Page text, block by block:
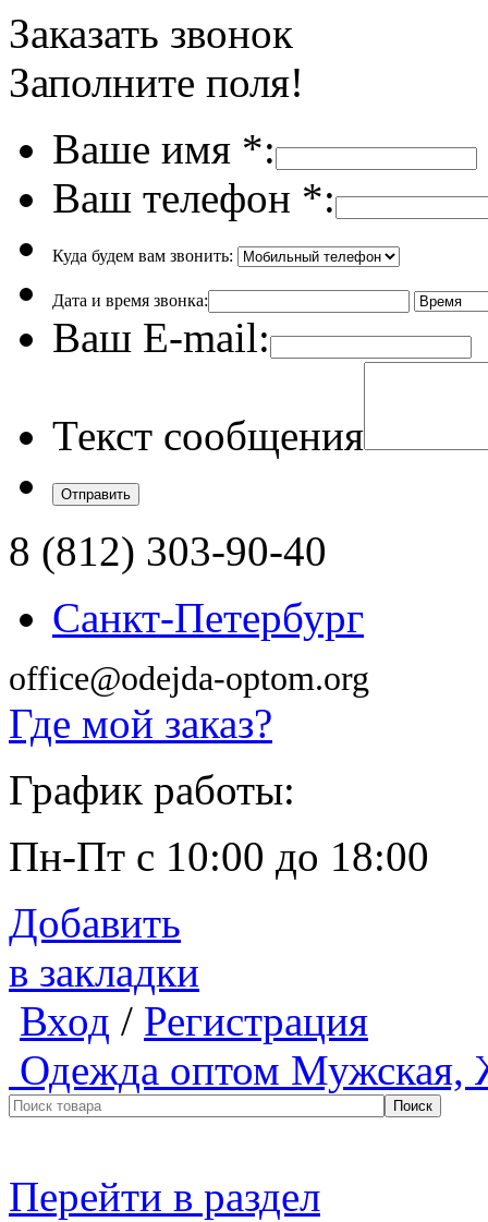
Заказать звонок
Заполните поля!
Ваше имя *:
Ваш телефон *:
Куда будем вам звонить:
Дата и время звонка:
Ваш E-mail:
Текст сообщения
8 (812) 303-90-40
Санкт-Петербург
office@odejda-optom.org
Где мой заказ?
График работы:
Пн-Пт с 10:00 до 18:00
Добавить
в закладки
Вход / Регистрация
Одежда оптом Мужская,
Перейти в раздел